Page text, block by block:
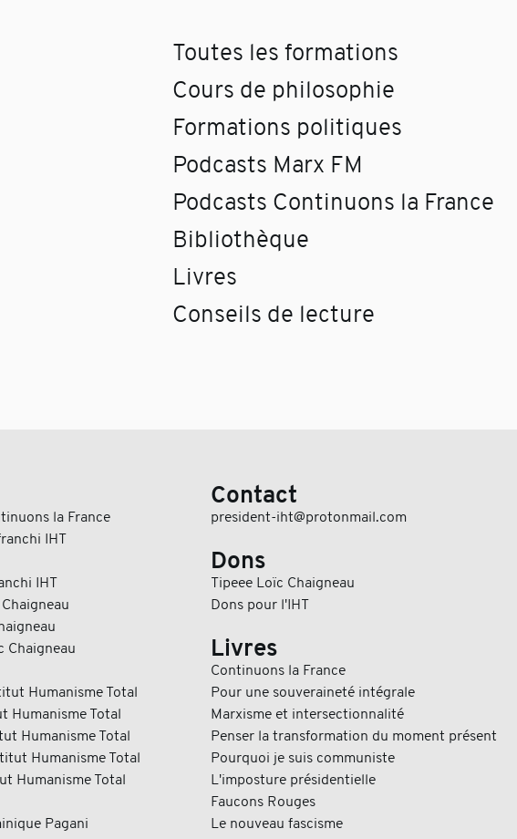
Toutes les formations
Cours de philosophie
Formations politiques
Podcasts Marx FM
Podcasts Continuons la France
Bibliothèque
Livres
Conseils de lecture
la France
IHT
IHT
Chaigneau
Humanisme Total
Humanisme Total
Humanisme Total
Humanisme Total
Humanisme Total
Pagani
Contact
president-iht@protonmail.com
Dons
Tipeee Loïc Chaigneau
Dons pour l'IHT
Livres
Continuons la France
Pour une souveraineté intégrale
Marxisme et intersectionnalité
Penser la transformation du moment présent
Pourquoi je suis communiste
L'imposture présidentielle
Faucons Rouges
Le nouveau fascisme